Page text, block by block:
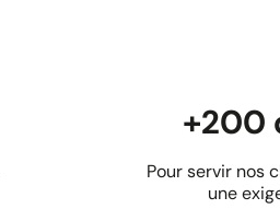
+200
Pour servir nos
une